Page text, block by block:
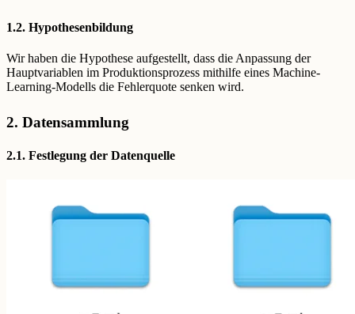
1.2. Hypothesenbildung
Wir haben die Hypothese aufgestellt, dass die Anpassung der
Hauptvariablen im Produktionsprozess mithilfe eines Machine-
Learning-Modells die Fehlerquote senken wird.
2. Datensammlung
2.1. Festlegung der Datenquelle